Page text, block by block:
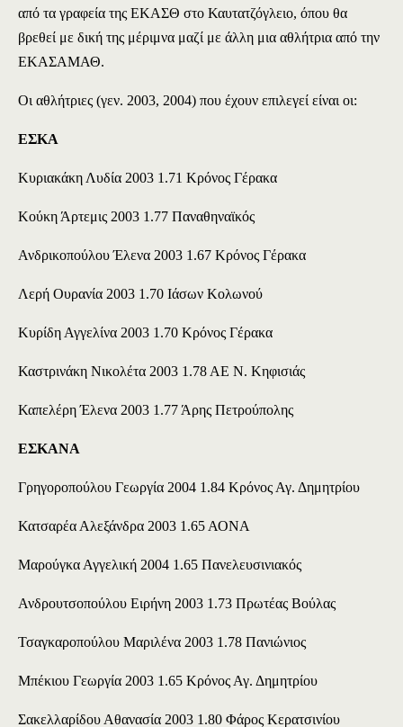
από τα γραφεία της ΕΚΑΣΘ στο Καυτατζόγλειο, όπου θα
βρεθεί με δική της μέριμνα μαζί με άλλη μια αθλήτρια από την
ΕΚΑΣΑΜΑΘ.
Οι αθλήτριες (γεν. 2003, 2004) που έχουν επιλεγεί είναι οι:
ΕΣΚΑ
Κυριακάκη Λυδία 2003 1.71 Κρόνος Γέρακα
Κούκη Άρτεμις 2003 1.77 Παναθηναϊκός
Ανδρικοπούλου Έλενα 2003 1.67 Κρόνος Γέρακα
Λερή Ουρανία 2003 1.70 Ιάσων Κολωνού
Κυρίδη Αγγελίνα 2003 1.70 Κρόνος Γέρακα
Καστρινάκη Νικολέτα 2003 1.78 ΑΕ Ν. Κηφισιάς
Καπελέρη Έλενα 2003 1.77 Άρης Πετρούπολης
ΕΣΚΑΝΑ
Γρηγοροπούλου Γεωργία 2004 1.84 Κρόνος Αγ. Δημητρίου
Κατσαρέα Αλεξάνδρα 2003 1.65 ΑΟΝΑ
Μαρούγκα Αγγελική 2004 1.65 Πανελευσινιακός
Ανδρουτσοπούλου Ειρήνη 2003 1.73 Πρωτέας Βούλας
Τσαγκαροπούλου Μαριλένα 2003 1.78 Πανιώνιος
Μπέκιου Γεωργία 2003 1.65 Κρόνος Αγ. Δημητρίου
Σακελλαρίδου Αθανασία 2003 1.80 Φάρος Κερατσινίου